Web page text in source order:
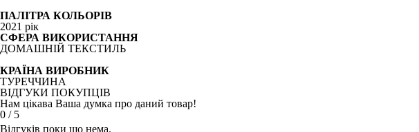
ПАЛІТРА КОЛЬОРІВ
2021 рік
СФЕРА ВИКОРИСТАННЯ
ДОМАШНІЙ ТЕКСТИЛЬ
КРАЇНА ВИРОБНИК
ТУРЕЧЧИНА
ВІДГУКИ ПОКУПЦІВ
Нам цікава Ваша думка про даний товар!
0 / 5
Відгуків поки що нема.